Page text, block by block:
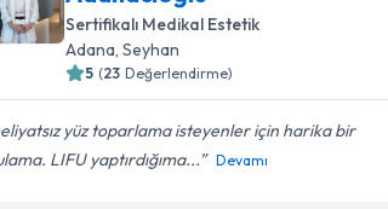
Sertifikalı Medikal Estetik
Adana ,Seyhan
5 (23 Değerlendirme)
yüz toparlama isteyenler için harika bir
LIFU yaptırdığıma...
Devamı